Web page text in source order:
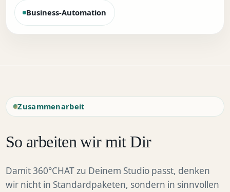
Business-Automation
Zusammenarbeit
So arbeiten wir mit Dir
Damit 360°CHAT zu Deinem Studio passt, denken
wir nicht in Standardpaketen, sondern in sinnvollen